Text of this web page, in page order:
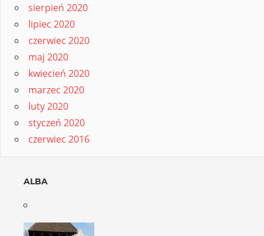
sierpień 2020
lipiec 2020
czerwiec 2020
maj 2020
kwiecień 2020
marzec 2020
luty 2020
styczeń 2020
czerwiec 2016
ALBA